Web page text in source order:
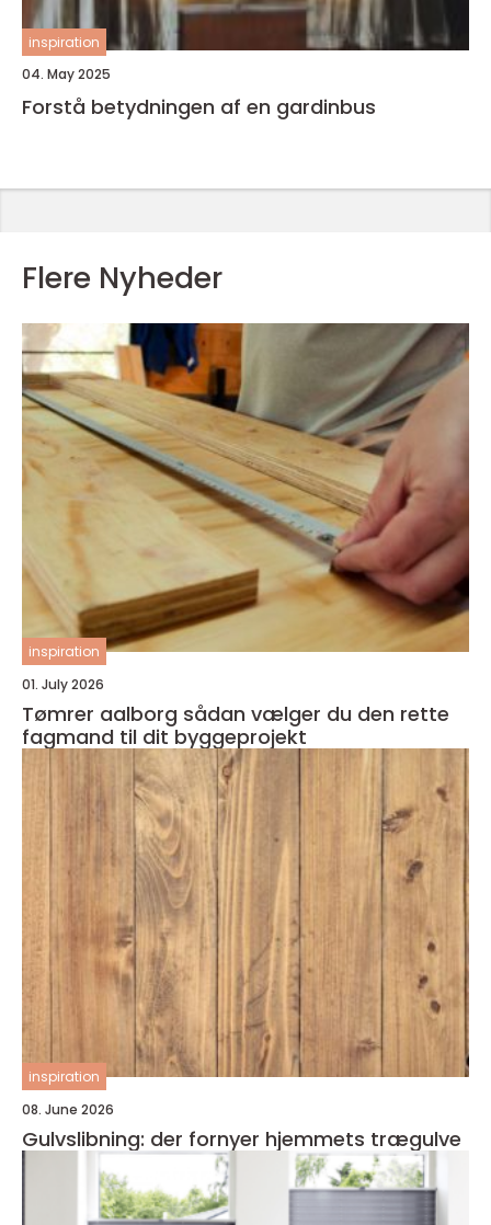
inspiration
04. May 2025
Forstå betydningen af en gardinbus
Flere Nyheder
inspiration
01. July 2026
Tømrer aalborg sådan vælger du den rette
fagmand til dit byggeprojekt
inspiration
08. June 2026
Gulvslibning: der fornyer hjemmets trægulve